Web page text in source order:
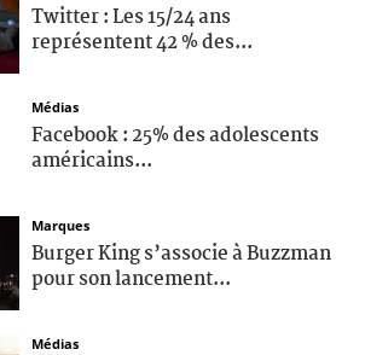
Twitter : Les 15/24 ans
représentent 42 % des...
Médias
Facebook : 25% des adolescents
américains...
Marques
Burger King s’associe à Buzzman
pour son lancement...
Médias